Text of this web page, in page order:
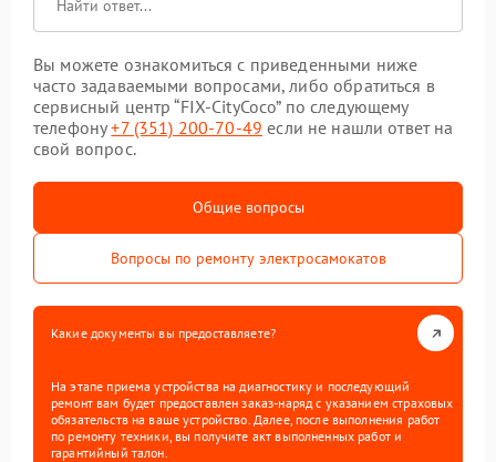
Вы можете ознакомиться с приведенными ниже
часто задаваемыми вопросами, либо обратиться в
сервисный центр “FIX-CityCoco” по следующему
телефону+7 (351) 200-70-49 если не нашли ответ на
свой вопрос.
Общие вопросы
Вопросы по ремонту электросамокатов
Какие документы вы предоставляете?
На этапе приема устройства на диагностику и последующий
ремонт вам будет предоставлен заказ-наряд с указанием страховых
обязательств на ваше устройство. Далее, после выполнения работ
по ремонту техники, вы получите акт выполненных работ и
гарантийный талон.